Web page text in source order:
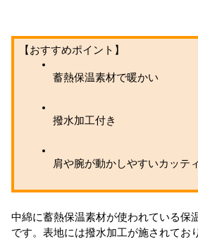
【おすすめポイント】
蓄熱保温素材で暖かい
撥水加工付き
肩や腕が動かしやすいカッテ
中綿に蓄熱保温素材が使われている保
です。表地には撥水加工が施されてお